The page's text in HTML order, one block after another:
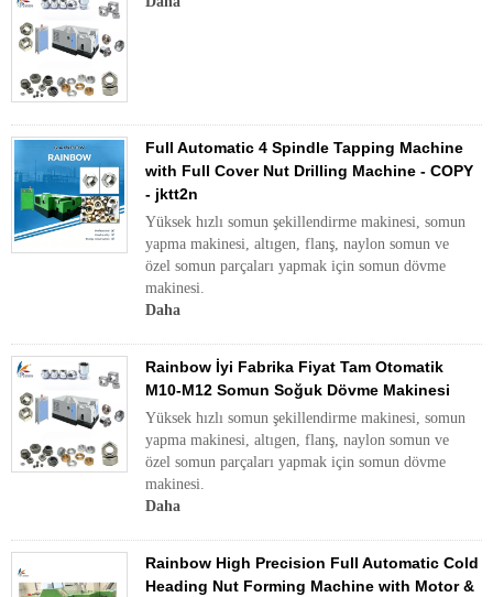
Full Automatic 4 Spindle Tapping Machine
with Full Cover Nut Drilling Machine - COPY
- jktt2n
Yüksek hızlı somun şekillendirme makinesi, somun
yapma makinesi, altıgen, flanş, naylon somun ve
özel somun parçaları yapmak için somun dövme
makinesi.
Daha
Rainbow İyi Fabrika Fiyat Tam Otomatik
M10-M12 Somun Soğuk Dövme Makinesi
Yüksek hızlı somun şekillendirme makinesi, somun
yapma makinesi, altıgen, flanş, naylon somun ve
özel somun parçaları yapmak için somun dövme
makinesi.
Daha
Rainbow High Precision Full Automatic Cold
Heading Nut Forming Machine with Motor &